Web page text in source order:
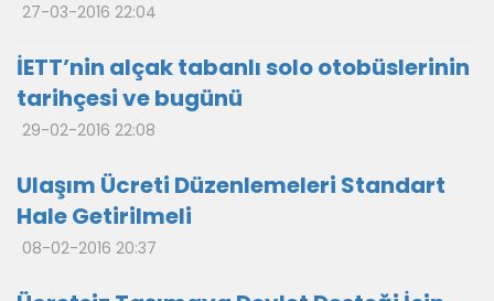
27-03-2016 22:04
İETT’nin alçak tabanlı solo otobüslerinin
tarihçesi ve bugünü
29-02-2016 22:08
Ulaşım Ücreti Düzenlemeleri Standart
Hale Getirilmeli
08-02-2016 20:37